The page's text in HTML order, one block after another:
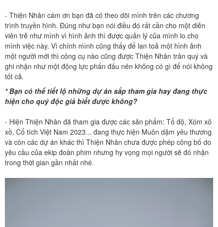
- Thiện Nhân cám ơn bạn đã có theo dõi mình trên các chương
trình truyền hình. Đúng như bạn nói điều đó rất cần cho một diễn
viên trẻ như mình vì hình ảnh thì được quản lý của mình lo cho
mình việc này. Vì chính mình cũng thấy để lan toả một hình ảnh
một người mới thì công cụ nào cũng được Thiện Nhân trân quý và
ghi nhận như một động lực phấn đấu nên không có gì để nói không
tốt cả.
* Bạn có thể tiết lộ những dự án sắp tham gia hay đang thực
hiện cho quý độc giả biết được không?
- Hiện Thiện Nhân đã tham gia được các sản phẩm: Tổ độ, Xóm xô
xồ, Cổ tích Việt Nam 2023... đang thực hiện Muôn dặm yêu thương
và còn các dự án khác thì Thiện Nhân chưa được phép công bố do
yêu cầu của ekip đoàn phim nhưng hy vọng mọi người sẽ đó nhận
trong thời gian gần nhất nhé.